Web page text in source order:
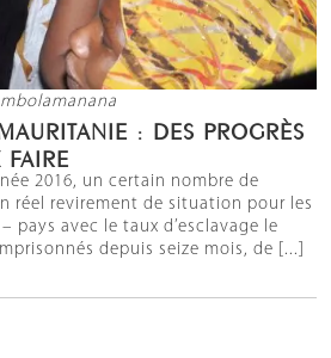
: DES PROGRÈS
FAIRE
2016, un certain nombre de
réel revirement de situation pour les
pays avec le taux d’esclavage le
depuis seize mois, de [...]